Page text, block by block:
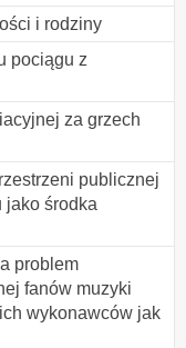
i rodziny
pociągu z
za grzech
publicznej
jako środka
problem
fanów muzyki
wykonawców jak